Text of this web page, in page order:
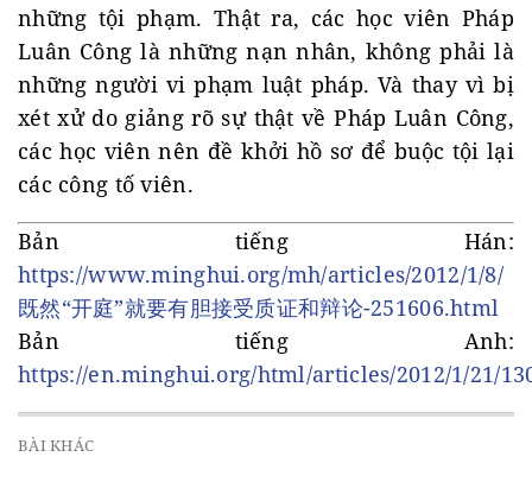
những tội phạm. Thật ra, các học viên Pháp
Luân Công là những nạn nhân, không phải là
những người vi phạm luật pháp. Và thay vì bị
xét xử do giảng rõ sự thật về Pháp Luân Công,
các học viên nên đề khởi hồ sơ để buộc tội lại
các công tố viên.
Bản tiếng Hán:
https://www.minghui.org/mh/articles/2012/1/8/
既然“开庭”就要有胆接受质证和辩论-251606.html
Bản tiếng Anh:
https://en.minghui.org/html/articles/2012/1/21/
BÀI KHÁC